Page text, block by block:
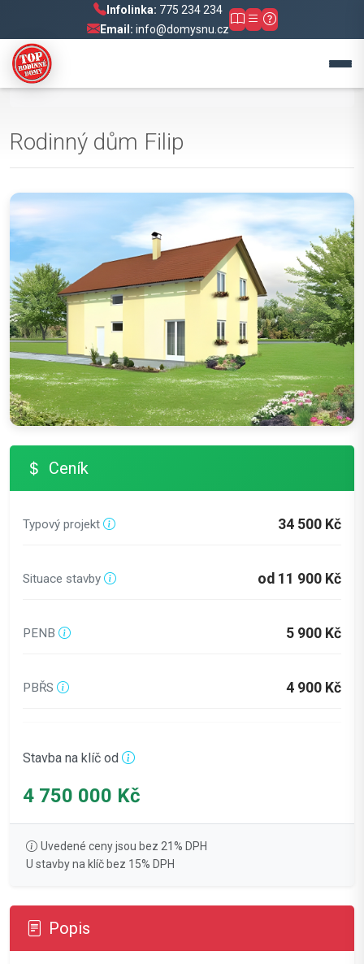
Infolinka: 775 234 234
Email: info@domysnu.cz
Rodinný dům Filip
Ceník
Typový projekt 34 500 Kč
Situace stavby od 11 900 Kč
PENB 5 900 Kč
PBŘS 4 900 Kč
Stavba na klíč od
4 750 000 Kč
Uvedené ceny jsou bez 21% DPH
U stavby na klíč bez 15% DPH
Popis